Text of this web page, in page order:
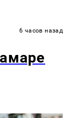
6 часов назад